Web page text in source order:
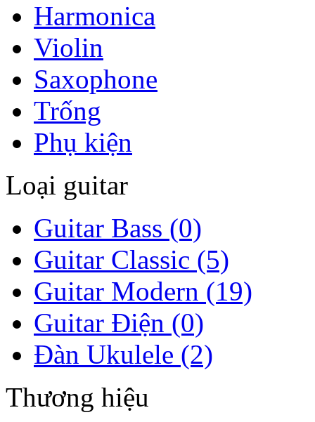
Harmonica
Violin
Saxophone
Trống
Phụ kiện
Loại guitar
Guitar Bass (0)
Guitar Classic (5)
Guitar Modern (19)
Guitar Điện (0)
Đàn Ukulele (2)
Thương hiệu